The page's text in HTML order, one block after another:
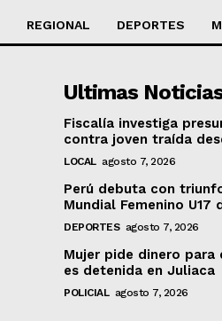
REGIONAL DEPORTES
Ultimas
Fiscalía investiga
contra joven traída
LOCAL agosto 7, 2026
Perú debuta con
Mundial Femenino U17
DEPORTES agosto 7, 2026
Mujer pide dinero para
es detenida en Juliaca
POLICIAL agosto 7, 2026